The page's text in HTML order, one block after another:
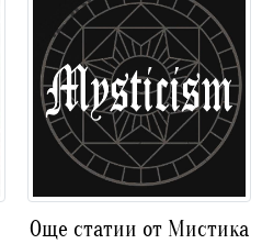
Още статии от Мистика